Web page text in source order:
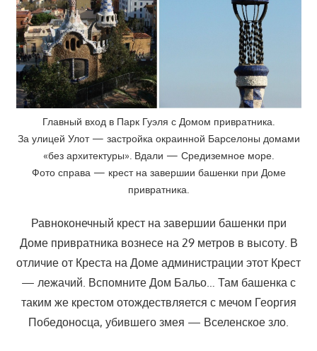
Главный вход в Парк Гуэля с Домом привратника.
За улицей Улот — застройка окраинной Барселоны домами
«без архитектуры». Вдали — Средиземное море.
Фото справа — крест на завершии башенки при Доме
привратника.
Равноконечный крест на завершии башенки при
Доме привратника вознесе на 29 метров в высоту. В
отличие от Креста на Доме администрации этот Крест
— лежачий. Вспомните Дом Бальо… Там башенка с
таким же крестом отождествляется с мечом Георгия
Победоносца, убившего змея — Вселенское зло.